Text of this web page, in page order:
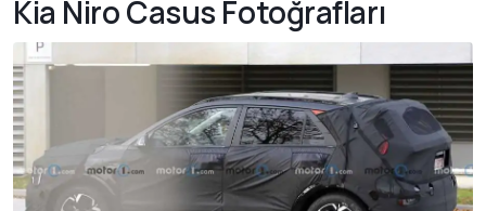
Kia Niro Casus Fotoğrafları